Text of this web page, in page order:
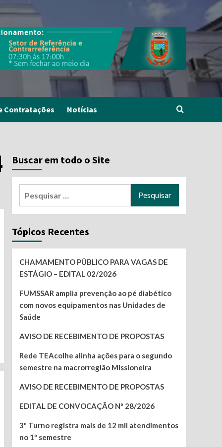
Contratações Notícias
Buscar em todo o Site
Tópicos Recentes
CHAMAMENTO PÚBLICO PARA VAGAS DE
ESTÁGIO – EDITAL 02/2026
FUMSSAR amplia prevenção ao pé diabético
com novos equipamentos nas Unidades de
Saúde
AVISO DE RECEBIMENTO DE PROPOSTAS
Rede TEAcolhe alinha ações para o segundo
semestre na macrorregião Missioneira
AVISO DE RECEBIMENTO DE PROPOSTAS
EDITAL DE CONVOCAÇÃO Nº 28/2026
3º Turno registra mais de 12 mil atendimentos
no 1º semestre